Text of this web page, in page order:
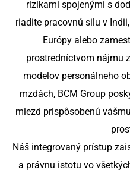
rizikami spojenými s
riadite pracovnú silu v
Európy alebo
prostredníctvom nájmu
modelov personálneho
mzdách, BCM Group
miezd prispôsobenú
Náš integrovaný prístup
a právnu istotu vo